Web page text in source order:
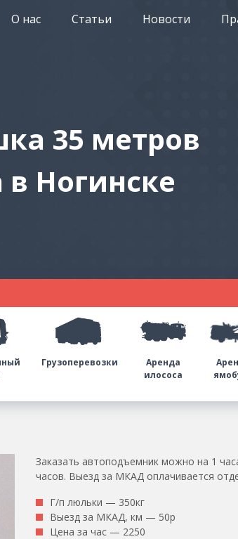
О нас Статьи Новости
35 метров
в Ногинске
Грузоперевозки
Аренда
илососа
Заказать автоподъемник можно на 1
часов. Выезд за МКАД оплачивается
Г/п люльки — 350кг
Выезд за МКАД, км — 50р
Цена за час — 2250